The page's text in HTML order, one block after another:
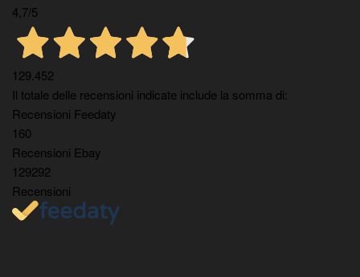
4,7/5
129.452
Il totale delle recensioni indicate include la somma di:
Recensioni Feedaty
160
Recensioni Ebay
129292
Recensioni